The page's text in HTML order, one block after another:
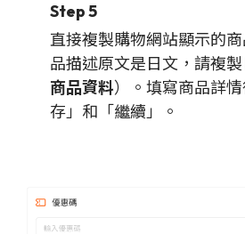
Step 5
直接複製購物網站顯示的
品描述原文是日文，請複
商品資料）。填寫商品詳
存」和「繼續」。